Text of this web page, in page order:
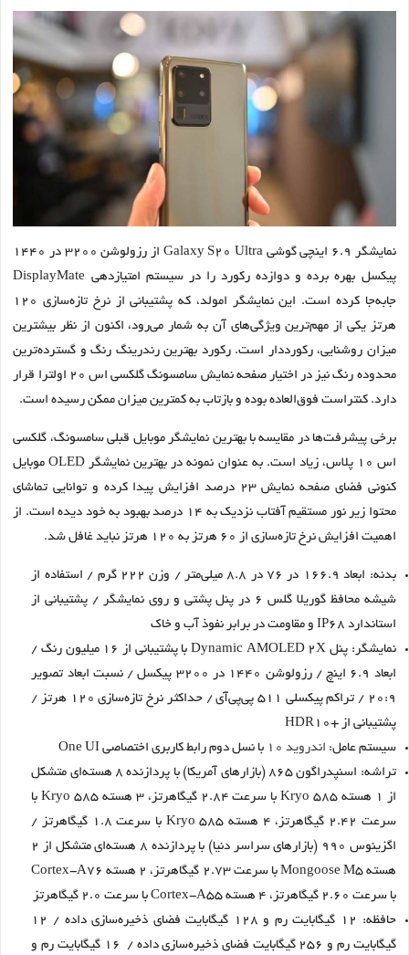
نمایشگر 6.9 اینچی گوشی Galaxy S20 Ultra از رزولوشن 3200 در 1440
پیکسل بهره برده و دوازده رکورد را در سیستم امتیازدهی DisplayMate
جابه‌جا کرده است. این نمایشگر امولد، که پشتیبانی از نرخ تازه‌سازی 120
هرتز یکی از مهم‌ترین ویژگی‌های آن به شمار می‌رود، اکنون از نظر بیشترین
میزان روشنایی، رکورددار است. رکورد بهترین رندرینگ رنگ و گسترده‌ترین
محدوده رنگ نیز در اختیار صفحه نمایش سامسونگ گلکسی اس 20 اولترا قرار
دارد. کنتراست فوق‌العاده بوده و بازتاب به کمترین میزان ممکن رسیده است.
برخی پیشرفت‌ها در مقایسه با بهترین نمایشگر موبایل قبلی سامسونگ، گلکسی
اس 10 پلاس، زیاد است. به عنوان نمونه در بهترین نمایشگر OLED موبایل
کنونی فضای صفحه نمایش 23 درصد افزایش پیدا کرده و توانایی تماشای
محتوا زیر نور مستقیم آفتاب نزدیک به 14 درصد بهبود به خود دیده است. از
اهمیت افزایش نرخ تازه‌سازی از 60 هرتز به 120 هرتز نباید غافل شد.
بدنه: ابعاد 166.9 در 76 در 8.8 میلی‌متر / وزن 222 گرم / استفاده از
شیشه‌ محافظ گوریلا گلس 6 در پنل پشتی و روی نمایشگر / پشتیبانی از
استاندارد IP68 و مقاومت در برابر نفوذ آب و خاک
نمایشگر: پنل Dynamic AMOLED 2X با پشتیبانی از 16 میلیون رنگ /
ابعاد 6.9 اینچ / رزولوشن 1440 در 3200 پیکسل / نسبت ابعاد تصویر
20:9 / تراکم پیکسلی 511 پی‌پی‌آی / حداکثر نرخ تازه‌سازی 120 هرتز /
پشتیبانی از +HDR10
سیستم عامل: اندروید 10
با نسل دوم رابط کاربری اختصاصی One UI
تراشه: اسنپدراگون 865 (بازارهای آمریکا) با پردازنده 8 هسته‌ای متشکل
از 1 هسته Kryo 585 با سرعت 2.84 گیگاهرتز، 3 هسته Kryo 585 با
سرعت 2.42 گیگاهرتز، 4 هسته Kryo 585 با سرعت 1.8 گیگاهرتز /
اگزینوس 990 (بازارهای سراسر دنیا) با پردازنده 8 هسته‌ای متشکل از 2
هسته Mongoose M5 با سرعت 2.73 گیگاهرتز، 2 هسته Cortex-A76
با سرعت 2.60 گیگاهرتز، 4 هسته Cortex-A55 با سرعت 2.0 گیگاهرتز
حافظه: 12 گیگابایت رم و 128 گیگابایت فضای ذخیره‌سازی داده / 12
گیگابایت رم و 256 گیگابایت فضای ذخیره‌سازی داده / 16 گیگابایت رم و